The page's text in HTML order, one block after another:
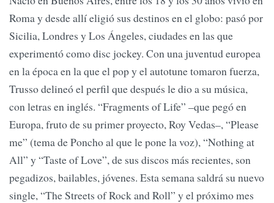
Roma y desde allí eligió sus destinos en el globo: pasó por
Sicilia, Londres y Los Ángeles, ciudades en las que
experimentó como disc jockey. Con una juventud europea
en la época en la que el pop y el autotune tomaron fuerza,
Trusso delineó el perfil que después le dio a su música,
con letras en inglés. “Fragments of Life” –que pegó en
Europa, fruto de su primer proyecto, Roy Vedas–, “Please
me” (tema de Poncho al que le pone la voz), “Nothing at
All” y “Taste of Love”, de sus discos más recientes, son
pegadizos, bailables, jóvenes. Esta semana saldrá su nuevo
single, “The Streets of Rock and Roll” y el próximo mes